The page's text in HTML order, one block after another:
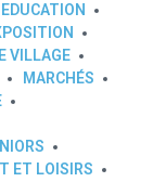
EDUCATION
VILLAGE
MARCHÉS
ET LOISIRS